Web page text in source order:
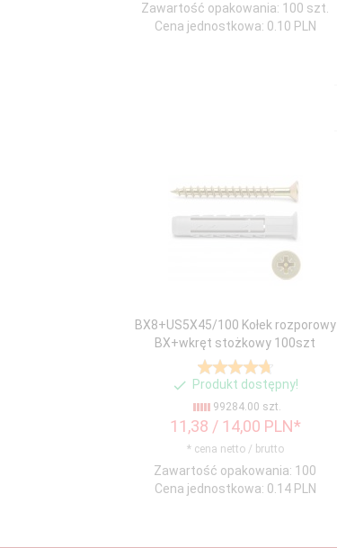
Zawartość opakowania: 100 szt.
Cena jednostkowa: 0.10 PLN
BX8+US5X45/100 Kołek rozporowy
BX+wkręt stożkowy 100szt
Produkt dostępny!
99284.00 szt.
11,38 / 14,00 PLN*
* cena netto / brutto
Zawartość opakowania: 100
Cena jednostkowa: 0.14 PLN